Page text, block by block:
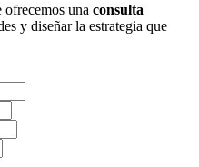
una consulta
y diseñar la estrategia que